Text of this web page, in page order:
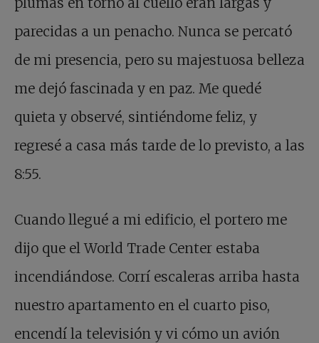
parecidas a un penacho. Nunca se percató
de mi presencia, pero su majestuosa belleza
me dejó fascinada y en paz. Me quedé
quieta y observé, sintiéndome feliz, y
regresé a casa más tarde de lo previsto, a las
8:55.
Cuando llegué a mi edificio, el portero me
dijo que el World Trade Center estaba
incendiándose. Corrí escaleras arriba hasta
nuestro apartamento en el cuarto piso,
encendí la televisión y vi cómo un avión